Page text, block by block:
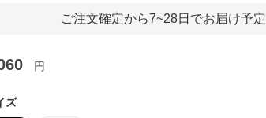
ご注文確定から7~28日でお届け予定
円
ズ